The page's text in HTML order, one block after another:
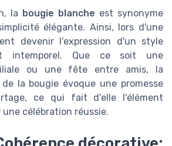
la bougie blanche est synonyme
élégante. Ainsi, lors d'une
devenir l'expression d'un style
intemporel. Que ce soit une
ou une fête entre amis, la
la bougie évoque une promesse
ce qui fait d'elle l'élément
célébration réussie.